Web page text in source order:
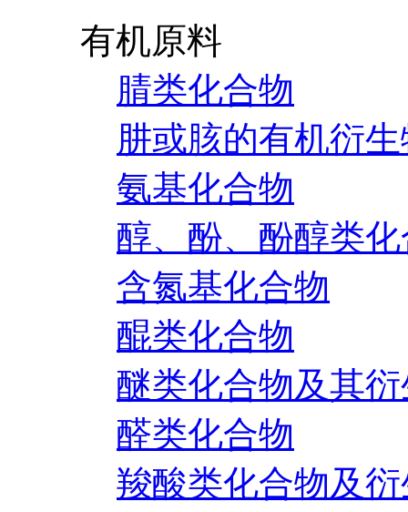
有机原料
腈类化合物
肼或胲的有机衍
氨基化合物
醇、酚、酚醇类
含氮基化合物
醌类化合物
醚类化合物及其
醛类化合物
羧酸类化合物及